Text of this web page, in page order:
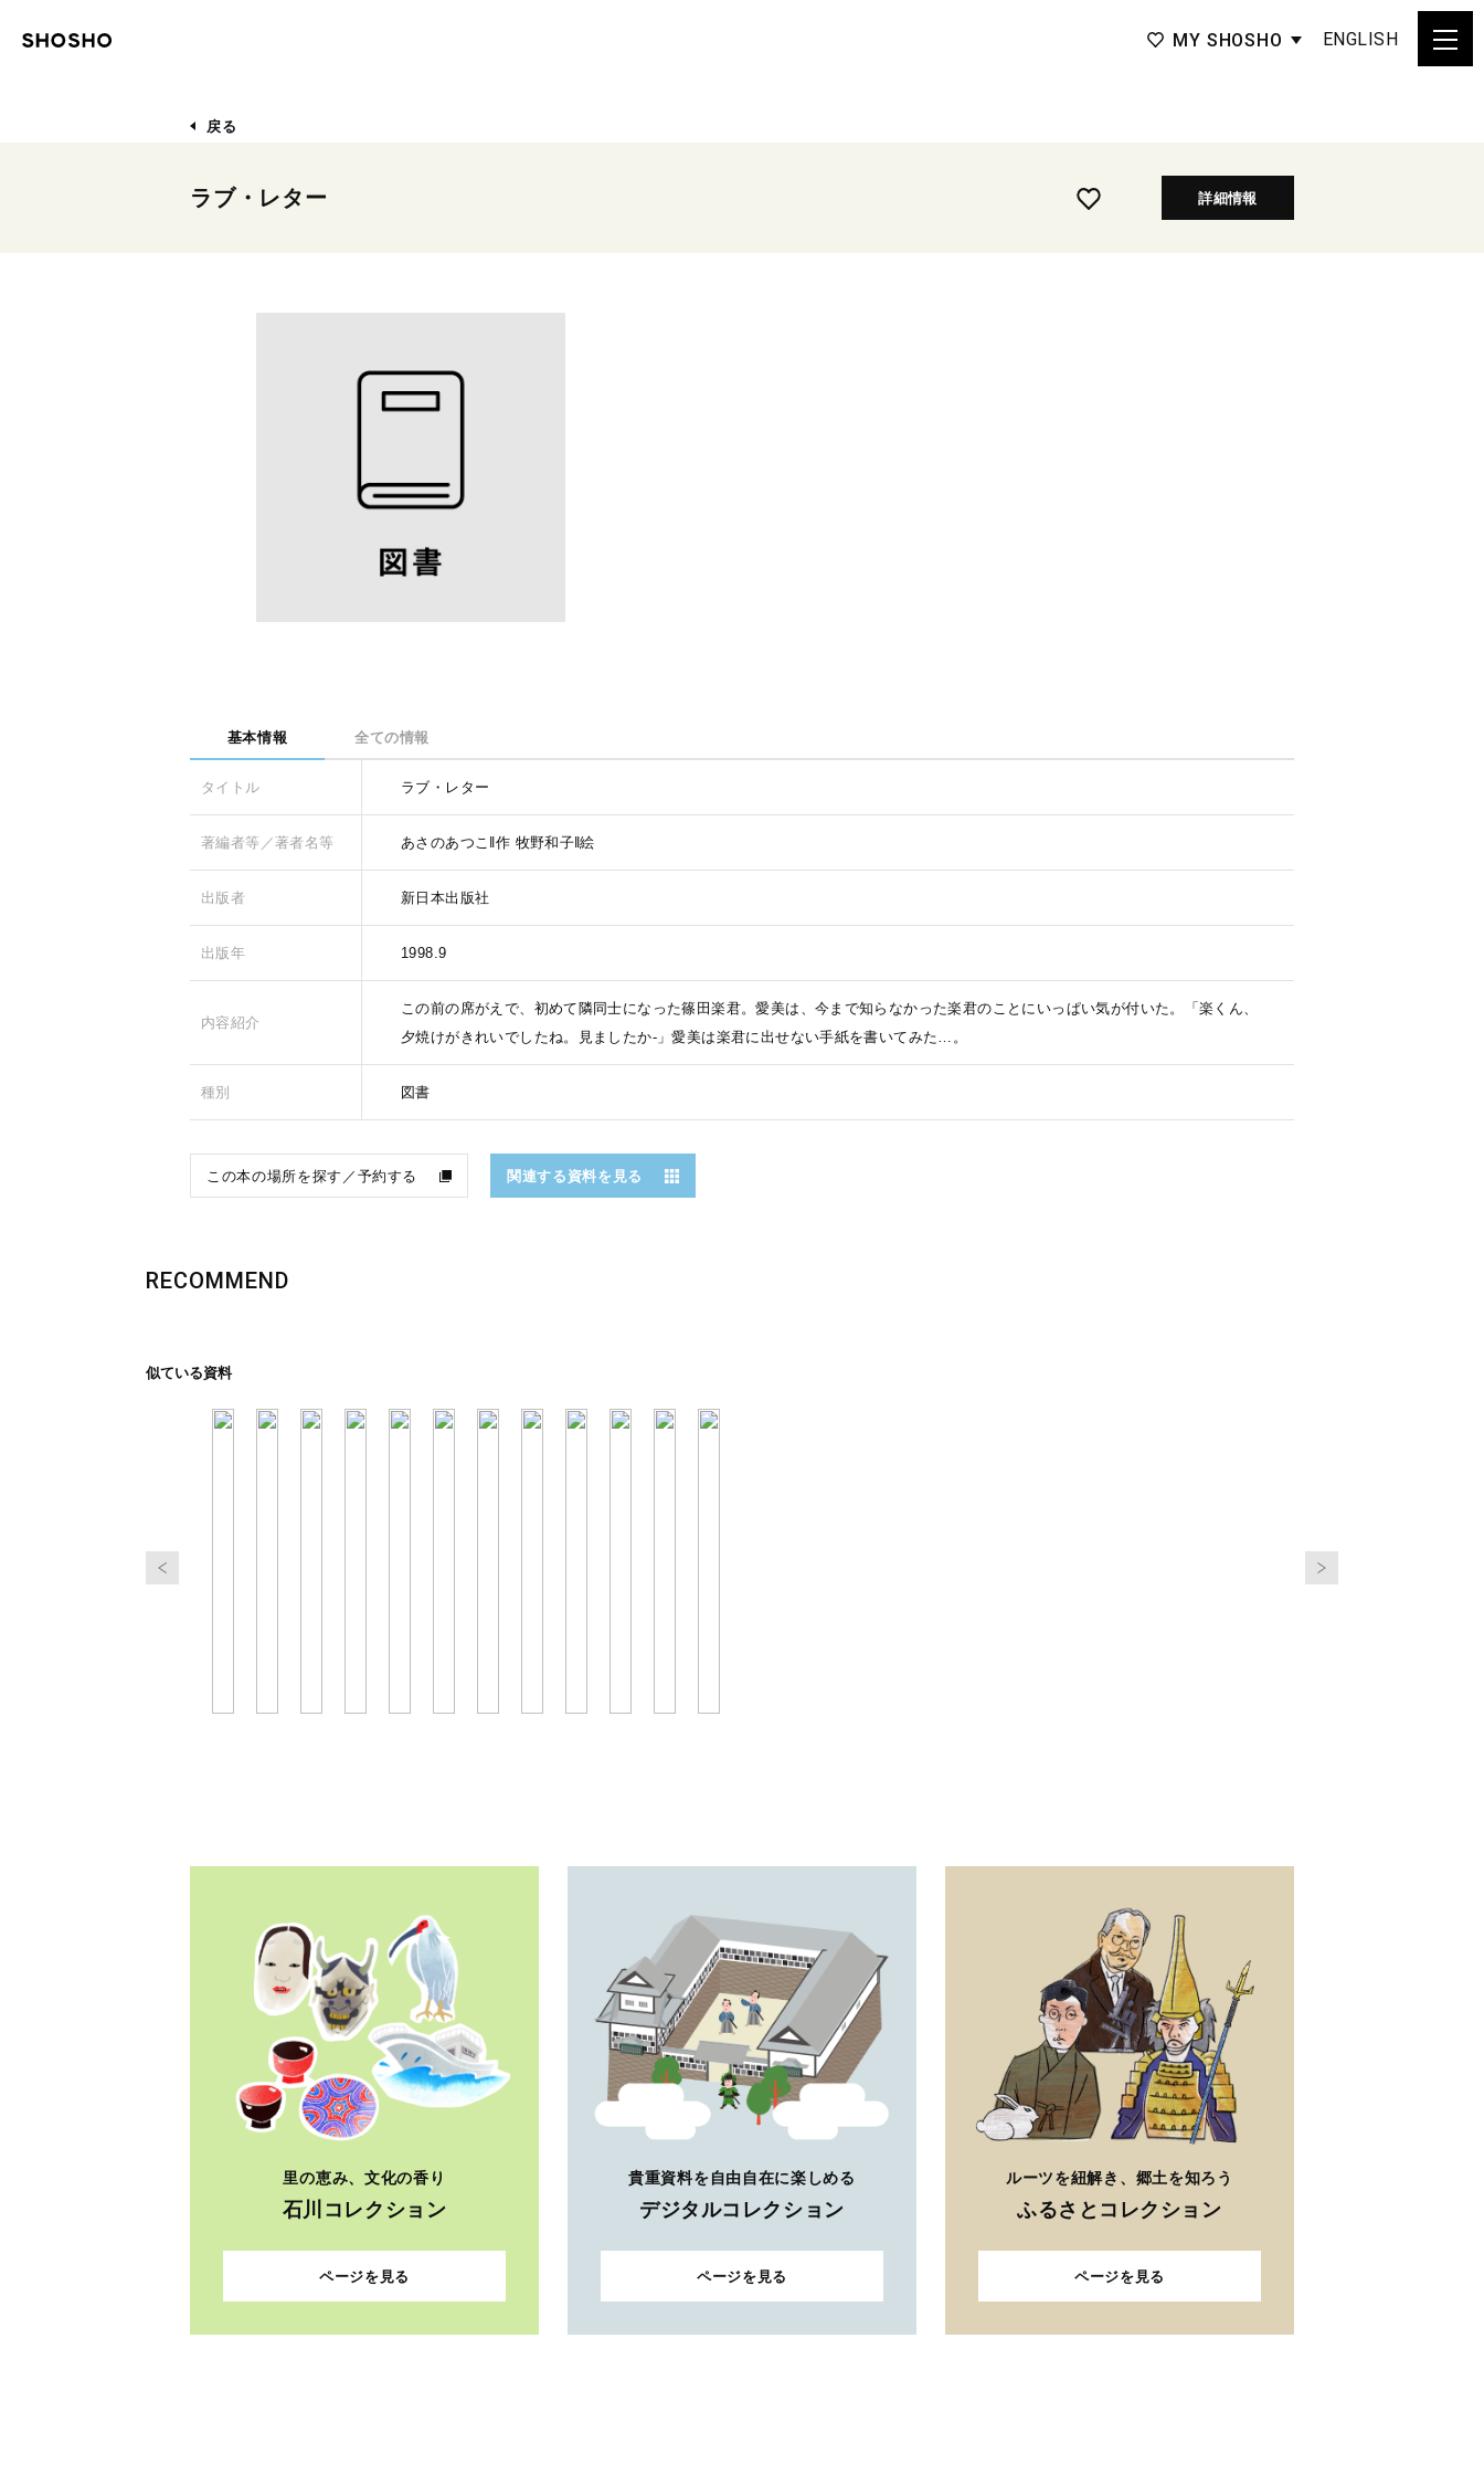
MY SHOSHO ENGLISH
戻る
ラブ・レター 詳細情報
基本情報 全ての情報
タイトル ラブ・レター
著編者等／著者名等 あさのあつこ‖作 牧野和子‖絵
出版者 新日本出版社
出版年 1998.9
内容紹介
この前の席がえで、初めて隣同士になった篠田楽君。愛美は、今まで知らなかった楽君のことにいっぱい気が付いた。「楽くん、
夕焼けがきれいでしたね。見ましたか-」愛美は楽君に出せない手紙を書いてみた…。
種別 図書
この本の場所を探す／予約する 関連する資料を見る
RECOMMEND
似ている資料
里の恵み、文化の香り
石川コレクション
ページを見る
貴重資料を自由自在に楽しめる
デジタルコレクション
ページを見る
ルーツを紐解き、郷土を知ろう
ふるさとコレクション
ページを見る